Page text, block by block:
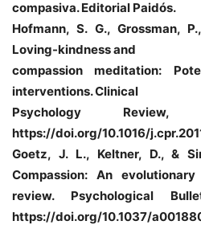
compasiva. Editorial Paidós.
Hofmann, S. G., Grossman,
Loving-kindness and
compassion meditation:
interventions. Clinical
Psychology Review,
https://doi.org/10.1016/
Goetz, J. L., Keltner, D., &
Compassion: An
review. Psychological
https://doi.org/10.1037/